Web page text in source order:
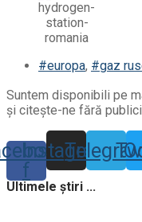
#europa, #gaz
Suntem disponibili pe
și citește-ne fără
f
Instagram
Ultimele știri ...